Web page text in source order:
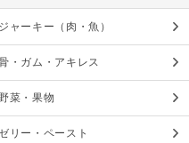
ジャーキー（肉・魚）
・ガム・アキレス
菜・果物
リー・ペースト